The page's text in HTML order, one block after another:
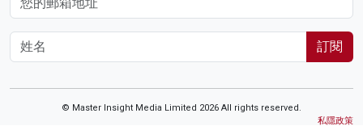
訂閱
© Master Insight Media Limited 2026 All rights reserved.
私隱政策